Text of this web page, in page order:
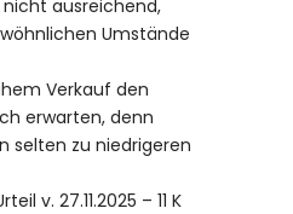
ausreichend,
Umstände
Verkauf den
erwarten, denn
selten zu niedrigeren
v. 27.11.2025 – 11 K